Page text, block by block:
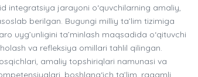
integratsiya jarayoni o‘quvchilarning amaliy,
berilgan. Bugungi milliy ta’lim tizimiga
uyg’unligini ta’minlash maqsadida o‘qituvchi
va refleksiya omillari tahlil qilingan.
amaliy topshiriqlari namunasi va
boshlang‘ich ta’lim, raqamli